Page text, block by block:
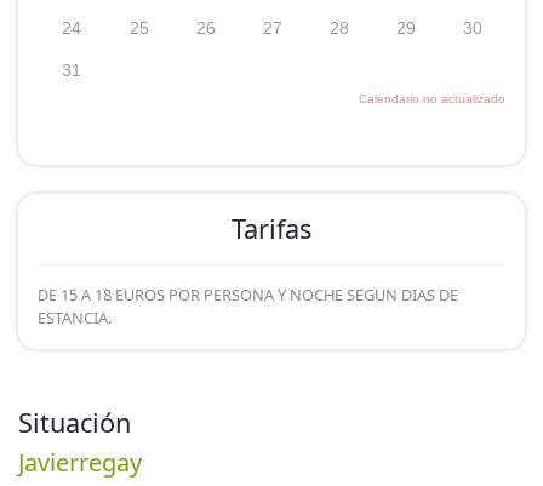
Situación
Javierregay
Tarifas
DE 15 A 18 EUROS POR PERSONA Y NOCHE SEGUN DIAS DE
ESTANCIA.